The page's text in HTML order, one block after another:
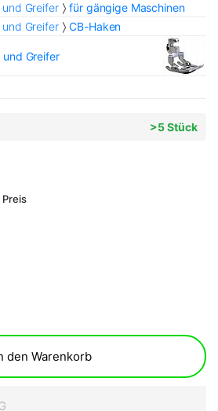
Greifer
für gängige Maschinen
Greifer CB-Haken
Greifer
>5 Stück
den Warenkorb